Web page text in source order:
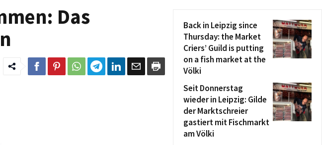
Das
Back in Leipzig since
Thursday: the Market
Criers’ Guild is putting
on a fish market at the
Völki
Seit Donnerstag
wieder in Leipzig: Gilde
der Marktschreier
gastiert mit Fischmarkt
am Völki